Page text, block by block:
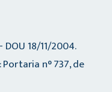
18/11/2004.
n° 737, de